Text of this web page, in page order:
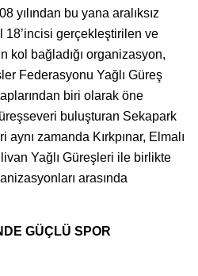
yılından bu yana aralıksız
18’incisi gerçekleştirilen ve
kol bağladığı organizasyon,
Federasyonu Yağlı Güreş
biri olarak öne
buluşturan Sekapark
aynı zamanda Kırkpınar, Elmalı
Yağlı Güreşleri ile birlikte
arasında
GÜÇLÜ SPOR